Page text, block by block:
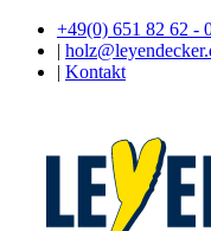
+49(0) 651 82 62 -
|
| Kontakt